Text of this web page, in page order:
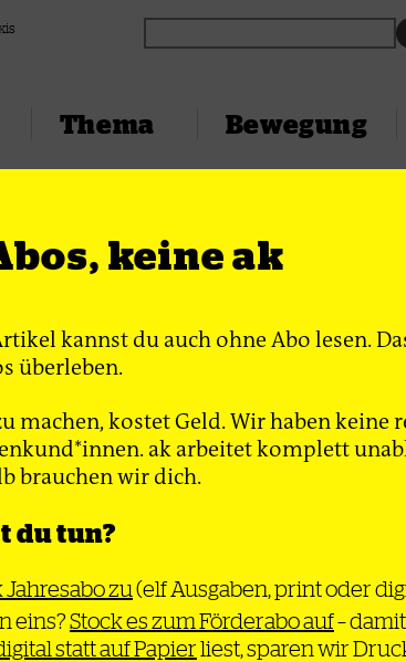
Thema Bewegung
Breza wird
der
keine ak
kannst du auch ohne Abo lesen.
überleben.
machen, kostet Geld. Wir haben keine
ak arbeitet komplett
brauchen wir dich.
du tun?
zu(elf Ausgaben, print oder
eins?Stock es zum Förderabo auf–
statt auf Papierliest, sparen wir